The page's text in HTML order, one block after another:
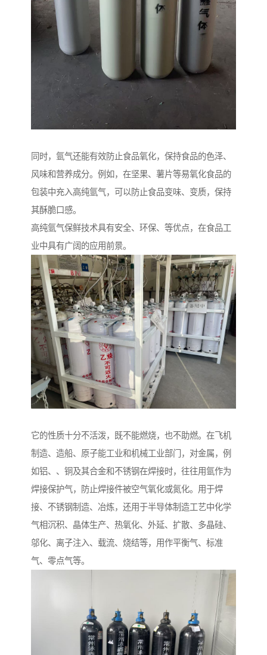
同时，氩气还能有效防止食品氧化，保持食品的色泽、
风味和营养成分。例如，在坚果、薯片等易氧化食品的
包装中充入高纯氩气，可以防止食品变味、变质，保持
其酥脆口感。
高纯氩气保鲜技术具有安全、环保、等优点，在食品工
业中具有广阔的应用前景。
它的性质十分不活泼，既不能燃烧，也不助燃。在飞机
制造、造船、原子能工业和机械工业部门，对金属，例
如铝、、铜及其合金和不锈钢在焊接时，往往用氩作为
焊接保护气，防止焊接件被空气氧化或氮化。用于焊
接、不锈钢制造、冶炼，还用于半导体制造工艺中化学
气相沉积、晶体生产、热氧化、外延、扩散、多晶硅、
邬化、离子注入、载流、烧结等，用作平衡气、标准
气、零点气等。